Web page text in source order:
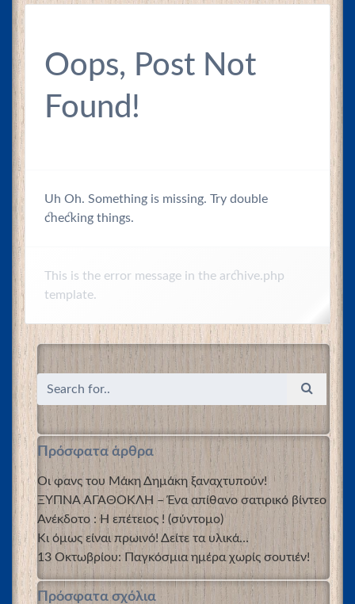
Oops, Post Not
Found!
Uh Oh. Something is missing. Try double
checking things.
This is the error message in the archive.php
template.
Πρόσφατα άρθρα
Οι φανς του Μάκη Δημάκη ξαναχτυπούν!
ΞΥΠΝΑ ΑΓΑΘΟΚΛΗ – Ένα απίθανο σατιρικό βίντεο
Ανέκδοτο : Η επέτειος ! (σύντομο)
Κι όμως είναι πρωινό! Δείτε τα υλικά…
13 Οκτωβρίου: Παγκόσμια ημέρα χωρίς σουτιέν!
Πρόσφατα σχόλια